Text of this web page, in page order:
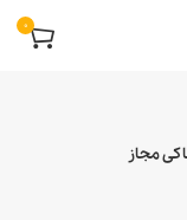
0
مجاز